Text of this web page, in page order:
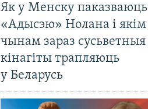
Як у Менску паказваюць
«Адысэю» Нолана і якім
чынам зараз сусьветныя
кінагіты трапляюць
у Беларусь